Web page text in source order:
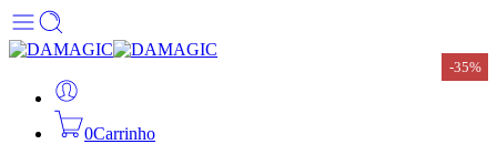
0Carrinho
-35%
-35%
-35%
-35%
-35%
-35%
-35%